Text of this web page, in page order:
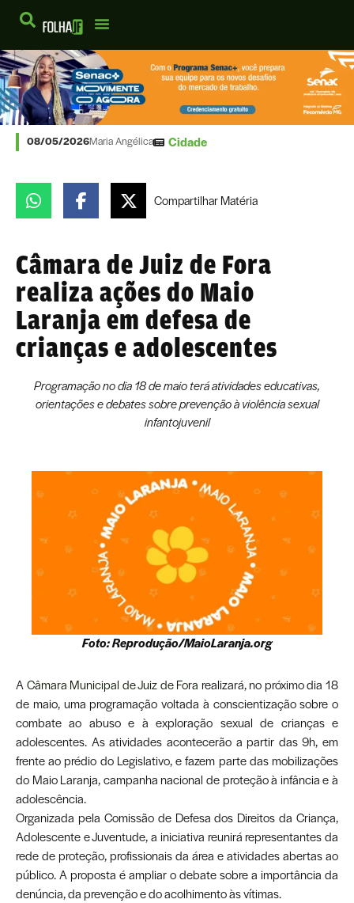
08/05/2026Maria Angélica Cidade
CompartilharMatéria
Câmara de Juiz de Fora
realiza ações do Maio
Laranja em defesa de
crianças e adolescentes
Programação no dia 18 de maio terá atividades educativas,
orientações e debates sobre prevenção à violência sexual
infantojuvenil
Foto: Reprodução/MaioLaranja.org
ACâmara Municipal de Juiz de Fora realizará, no próximo dia 18
de maio, uma programação voltada à conscientização sobre o
combate ao abuso e à exploração sexual de crianças e
adolescentes. As atividades acontecerão a partir das 9h, em
frente ao prédio do Legislativo, e fazem parte das mobilizações
do Maio Laranja, campanha nacional de proteção à infância e à
adolescência.
Organizada pela Comissão de Defesa dos Direitos da Criança,
Adolescente e Juventude, a iniciativa reunirá representantes da
rede de proteção, profissionais da área e atividades abertas ao
público. A proposta é ampliar o debate sobre a importância da
denúncia, da prevenção e do acolhimento às vítimas.